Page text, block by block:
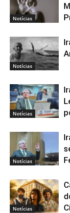
Notícias
Notícias
Notícias
Notícias
Notícias